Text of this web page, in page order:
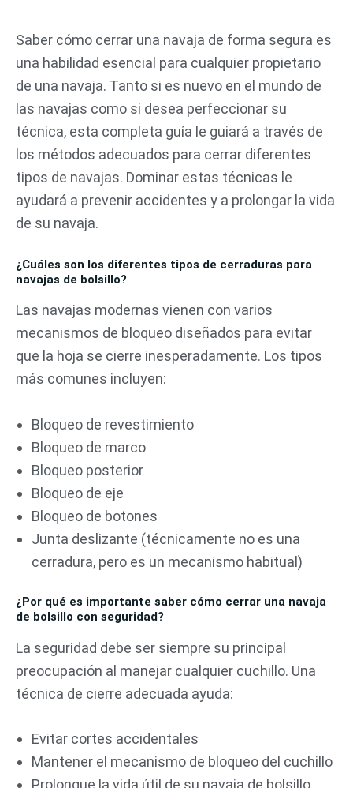
contenido
Saber cómo cerrar una navaja de forma segura es
una habilidad esencial para cualquier propietario
de una navaja. Tanto si es nuevo en el mundo de
las navajas como si desea perfeccionar su
técnica, esta completa guía le guiará a través de
los métodos adecuados para cerrar diferentes
tipos de navajas. Dominar estas técnicas le
ayudará a prevenir accidentes y a prolongar la vida
de su navaja.
¿Cuáles son los diferentes tipos de cerraduras para
navajas de bolsillo?
Las navajas modernas vienen con varios
mecanismos de bloqueo diseñados para evitar
que la hoja se cierre inesperadamente. Los tipos
más comunes incluyen:
Bloqueo de revestimiento
Bloqueo de marco
Bloqueo posterior
Bloqueo de eje
Bloqueo de botones
Junta deslizante (técnicamente no es una
cerradura, pero es un mecanismo habitual)
¿Por qué es importante saber cómo cerrar una navaja
de bolsillo con seguridad?
La seguridad debe ser siempre su principal
preocupación al manejar cualquier cuchillo. Una
técnica de cierre adecuada ayuda:
Evitar cortes accidentales
Mantener el mecanismo de bloqueo del cuchillo